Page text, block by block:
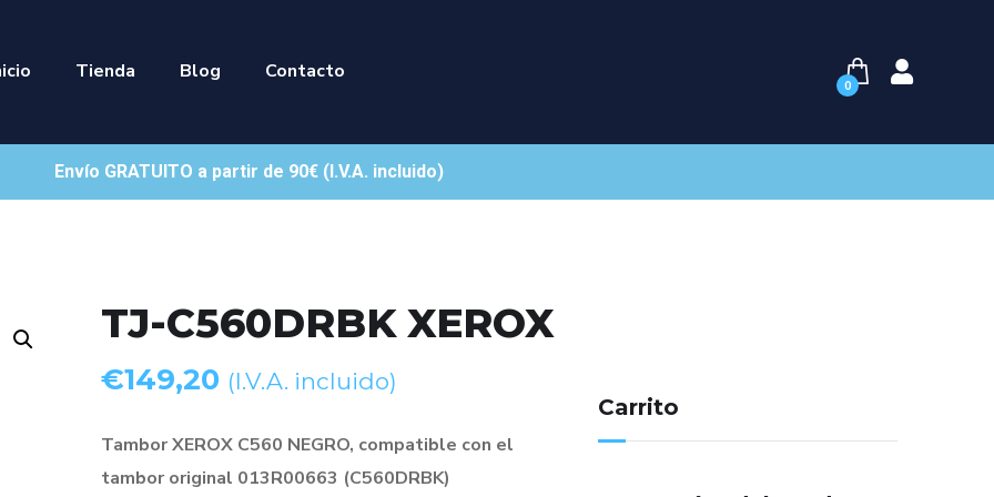
Tienda Blog Contacto
0
Envío GRATUITO a partir de 90€ (I.V.A. incluido)
TJ-C560DRBK XEROX
€149,20 (I.V.A. incluido)
Tambor XEROX C560 NEGRO, compatible con el
tambor original 013R00663 (C560DRBK)
Carrito